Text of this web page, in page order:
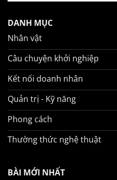
DANH MỤC
Nhân vật
Câu chuyện khởi nghiệp
Kết nối doanh nhân
Quản trị - Kỹ năng
Phong cách
Thường thức nghệ thuật
BÀI MỚI NHẤT